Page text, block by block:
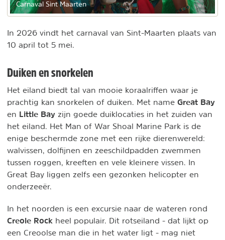
Carnaval Sint Maarten
In 2026 vindt het carnaval van Sint-Maarten plaats van
10 april tot 5 mei.
Duiken en snorkelen
Het eiland biedt tal van mooie koraalriffen waar je
prachtig kan snorkelen of duiken. Met name Great Bay
en Little Bay zijn goede duiklocaties in het zuiden van
het eiland. Het Man of War Shoal Marine Park is de
enige beschermde zone met een rijke dierenwereld:
walvissen, dolfijnen en zeeschildpadden zwemmen
tussen roggen, kreeften en vele kleinere vissen. In
Great Bay liggen zelfs een gezonken helicopter en
onderzeeër.
In het noorden is een excursie naar de wateren rond
Creole Rock heel populair. Dit rotseiland - dat lijkt op
een Creoolse man die in het water ligt - mag niet